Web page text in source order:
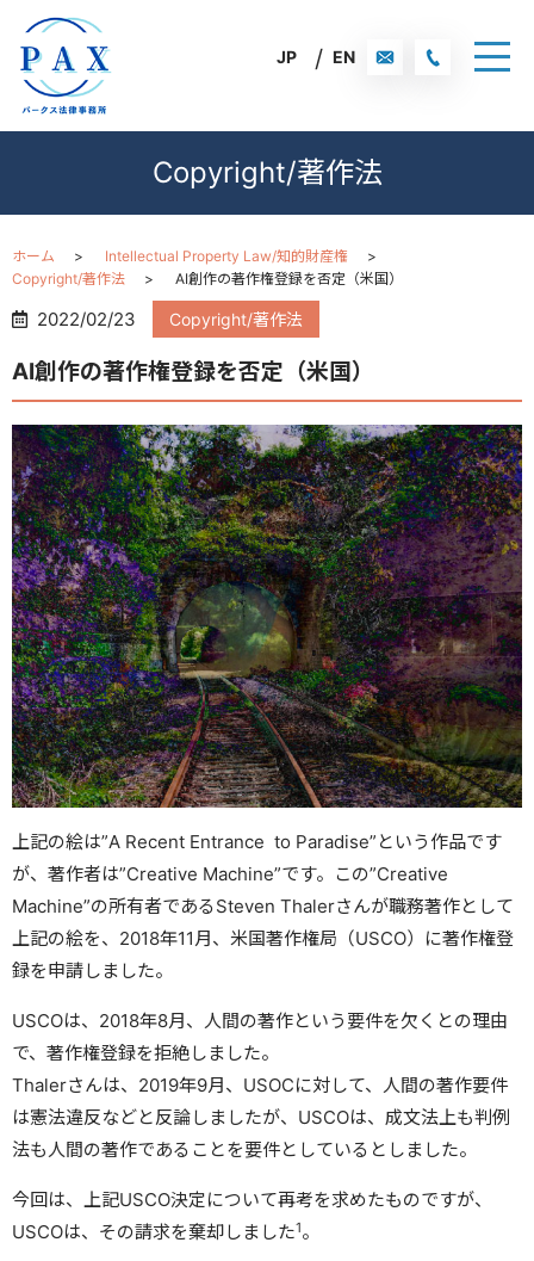
EN
JP
Copyright/著作法
ホーム
Intellectual Property Law/知的財産権
Copyright/著作法
AI創作の著作権登録を否定（米国）
2022/02/23 Copyright/著作法
AI創作の著作権登録を否定（米国）
上記の絵は”A Recent Entrance to Paradise”という作品です
が、著作者は”Creative Machine”です。この”Creative
Machine”の所有者であるSteven Thalerさんが職務著作として
上記の絵を、2018年11月、米国著作権局（USCO）に著作権登
録を申請しました。
USCOは、2018年8月、人間の著作という要件を欠くとの理由
で、著作権登録を拒絶しました。
Thalerさんは、2019年9月、USOCに対して、人間の著作要件
は憲法違反などと反論しましたが、USCOは、成文法上も判例
法も人間の著作であることを要件としているとしました。
今回は、上記USCO決定について再考を求めたものですが、
USCOは、その請求を棄却しました1。